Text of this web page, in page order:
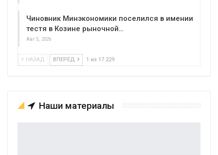
Чиновник Минэкономики поселился в имении
тестя в Козине рыночной…
Авг 5, 2026
НАЗАД ВПЕРЕД 1 из 17 229
Наши материалы